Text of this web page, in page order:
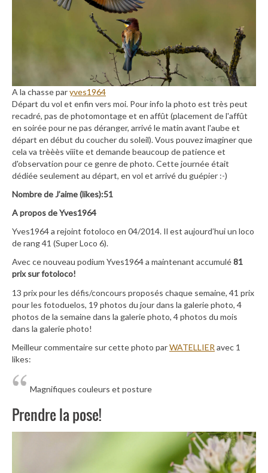
A la chasse paryves1964
Départ du vol et enfin vers moi. Pour info la photo est très peut
recadré, pas de photomontage et en affût (placement de l'affût
en soirée pour ne pas déranger, arrivé le matin avant l'aube et
départ en début du coucher du soleil). Vous pouvez imaginer que
cela va trèèès viiite et demande beaucoup de patience et
d'observation pour ce genre de photo. Cette journée était
dédiée seulement au départ, en vol et arrivé du guépier :-)
Nombre de J’aime (likes):51
A propos de Yves1964
Yves1964 a rejoint fotoloco en 04/2014. Il est aujourd’hui un loco
de rang 41 (Super Loco 6).
Avec ce nouveau podium Yves1964 a maintenant accumulé81
prix sur fotoloco!
13 prix pour les défis/concours proposés chaque semaine, 41 prix
pour les fotoduelos, 19 photos du jour dans la galerie photo, 4
photos de la semaine dans la galerie photo, 4 photos du mois
dans la galerie photo!
Meilleur commentaire sur cette photo parWATELLIER avec 1
likes:
Magnifiques couleurs et posture
Prendre la pose!